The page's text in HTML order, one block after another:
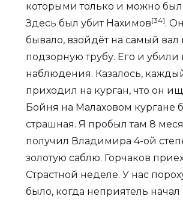
которыми только и можно
Здесь был убит Нахимов[34].
бывало, взойдёт на самый вал
подзорную трубу. Его и убили
наблюдения. Казалось,
приходил на курган, что он
Бойня на Малаховом кургане
страшная. Я пробыл там 8
получил Владимира 4-ой
золотую саблю. Горчаков
Страстной неделе. У нас
было, когда неприятель начал